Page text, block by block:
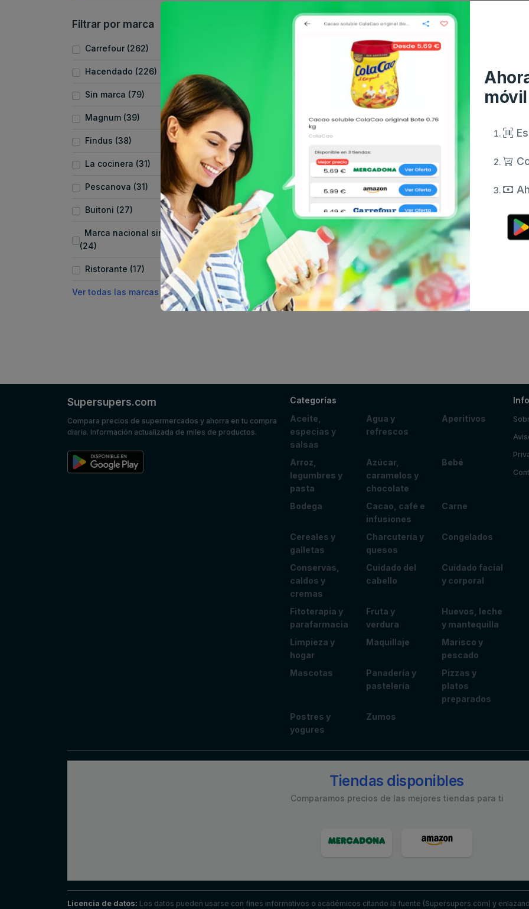
Filtrar por marca
Carrefour (262)
Hacendado (226)
Sin marca (79)
Magnum (39)
Findus (38)
La cocinera (31)
Pescanova (31)
Buitoni (27)
Marca nacional sin marca
(24)
Ristorante (17)
Ver todas las marcas
móvil
Supersupers.com
Compara precios de supermercados y ahorra en tu compra
diaria. Información actualizada de miles de productos.
Categorías
Aceite,
especias y
salsas
Agua y
refrescos
Aperitivos
Arroz,
legumbres y
pasta
Azúcar,
caramelos y
chocolate
Bebé
Bodega
Cacao, café e
infusiones
Carne
Cereales y
galletas
Charcutería y
quesos
Congelados
Conservas,
caldos y
cremas
Cuidado del
cabello
Cuidado facial
y corporal
Fitoterapia y
parafarmacia
Fruta y
verdura
Huevos, leche
y mantequilla
Limpieza y
hogar
Maquillaje
Marisco y
pescado
Mascotas
Panadería y
pastelería
Pizzas y
platos
preparados
Postres y
yogures
Zumos
Tiendas disponibles
Comparamos precios de las mejores tiendas para ti
Licencia de datos: Los datos pueden usarse con fines informativos o académicos citando la fuente (Supersupers.com) y